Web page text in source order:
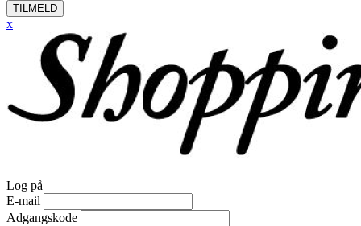
TILMELD
x
Log på
E-mail
Adgangskode